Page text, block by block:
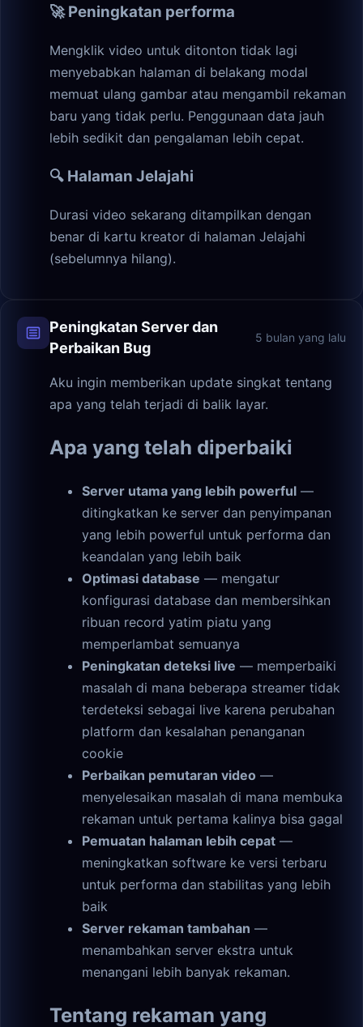
🚀 Peningkatan performa
Mengklik video untuk ditonton tidak lagi
menyebabkan halaman di belakang modal
memuat ulang gambar atau mengambil rekaman
baru yang tidak perlu. Penggunaan data jauh
lebih sedikit dan pengalaman lebih cepat.
🔍 Halaman Jelajahi
Durasi video sekarang ditampilkan dengan
benar di kartu kreator di halaman Jelajahi
(sebelumnya hilang).
Peningkatan Server dan
Perbaikan Bug
5 bulan yang lalu
Aku ingin memberikan update singkat tentang
apa yang telah terjadi di balik layar.
Apa yang telah diperbaiki
Server utama yang lebih powerful —
ditingkatkan ke server dan penyimpanan
yang lebih powerful untuk performa dan
keandalan yang lebih baik
Optimasi database — mengatur
konfigurasi database dan membersihkan
ribuan record yatim piatu yang
memperlambat semuanya
Peningkatan deteksi live — memperbaiki
masalah di mana beberapa streamer tidak
terdeteksi sebagai live karena perubahan
platform dan kesalahan penanganan
cookie
Perbaikan pemutaran video —
menyelesaikan masalah di mana membuka
rekaman untuk pertama kalinya bisa gagal
Pemuatan halaman lebih cepat —
meningkatkan software ke versi terbaru
untuk performa dan stabilitas yang lebih
baik
Server rekaman tambahan —
menambahkan server ekstra untuk
menangani lebih banyak rekaman.
Tentang rekaman yang